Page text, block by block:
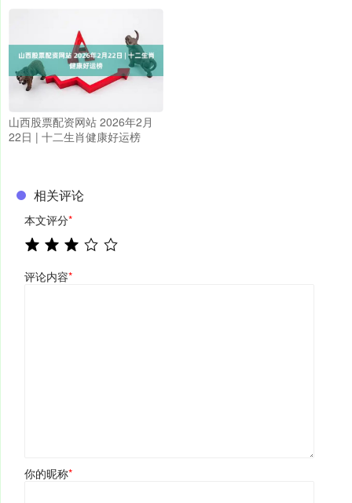
山西股票配资网站 2026年2月
22日 | 十二生肖健康好运榜
相关评论
本文评分*
评论内容*
你的昵称*